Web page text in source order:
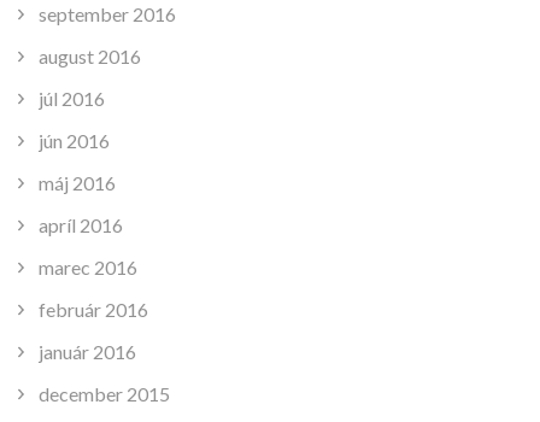
september 2016
august 2016
júl 2016
jún 2016
máj 2016
apríl 2016
marec 2016
február 2016
január 2016
december 2015